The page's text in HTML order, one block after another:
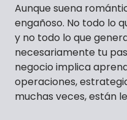
Aunque suena
engañoso. No todo lo
y no todo lo que
necesariamente tu
negocio implica
operaciones,
muchas veces, están